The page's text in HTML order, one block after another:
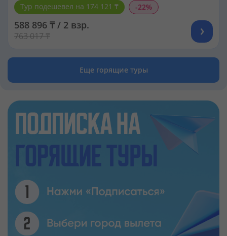
Тур подешевел на 174 121 ₸ -22%
588 896 ₸ / 2 взр.
763 017 ₸
Еще горящие туры